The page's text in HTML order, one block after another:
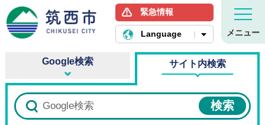
筑西市ホームページ
緊急情報
Language メニュー
Google検索 サイト内検索